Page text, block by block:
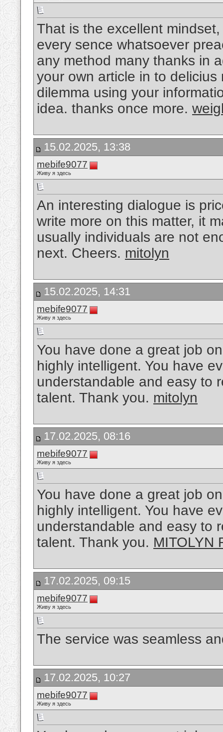
That is the excellent
every sence whatsoever
any method many thanks in
your own article in to
dilemma using your
idea. thanks once more.
15.02.2025, 13:38
mebife9077
Живу я здесь
An interesting dialogue is
write more on this matter, it
usually individuals are not
next. Cheers. mitolyn
15.02.2025, 14:31
mebife9077
Живу я здесь
You have done a great job
highly intelligent. You have
understandable and easy to
talent. Thank you. mitolyn
17.02.2025, 08:16
mebife9077
Живу я здесь
You have done a great job
highly intelligent. You have
understandable and easy to
talent. Thank you. MITOLYN
17.02.2025, 09:15
mebife9077
Живу я здесь
The service was seamless
17.02.2025, 10:27
mebife9077
Живу я здесь